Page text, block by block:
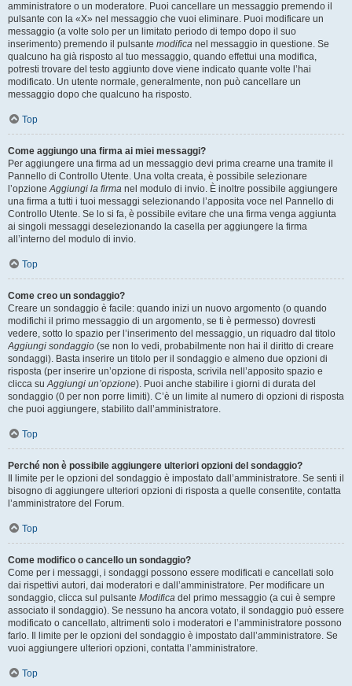
amministratore o un moderatore. Puoi cancellare un messaggio premendo il
pulsante con la «X» nel messaggio che vuoi eliminare. Puoi modificare un
messaggio (a volte solo per un limitato periodo di tempo dopo il suo
inserimento) premendo il pulsante modifica nel messaggio in questione. Se
qualcuno ha già risposto al tuo messaggio, quando effettui una modifica,
potresti trovare del testo aggiunto dove viene indicato quante volte l’hai
modificato. Un utente normale, generalmente, non può cancellare un
messaggio dopo che qualcuno ha risposto.
Top
Come aggiungo una firma ai miei messaggi?
Per aggiungere una firma ad un messaggio devi prima crearne una tramite il
Pannello di Controllo Utente. Una volta creata, è possibile selezionare
l’opzioneAggiungi la firma nel modulo di invio. È inoltre possibile aggiungere
una firma a tutti i tuoi messaggi selezionando l’apposita voce nel Pannello di
Controllo Utente. Se lo si fa, è possibile evitare che una firma venga aggiunta
ai singoli messaggi deselezionando la casella per aggiungere la firma
all’interno del modulo di invio.
Top
Come creo un sondaggio?
Creare un sondaggio è facile: quando inizi un nuovo argomento (o quando
modifichi il primo messaggio di un argomento, se ti è permesso) dovresti
vedere, sotto lo spazio per l’inserimento del messaggio, un riquadro dal titolo
Aggiungi sondaggio (se non lo vedi, probabilmente non hai il diritto di creare
sondaggi). Basta inserire un titolo per il sondaggio e almeno due opzioni di
risposta (per inserire un’opzione di risposta, scrivila nell’apposito spazio e
clicca suAggiungi un’opzione). Puoi anche stabilire i giorni di durata del
sondaggio (0 per non porre limiti). C’è un limite al numero di opzioni di risposta
che puoi aggiungere, stabilito dall’amministratore.
Top
Perché non è possibile aggiungere ulteriori opzioni del sondaggio?
Il limite per le opzioni del sondaggio è impostato dall’amministratore. Se senti il
bisogno di aggiungere ulteriori opzioni di risposta a quelle consentite, contatta
l’amministratore del Forum.
Top
Come modifico o cancello un sondaggio?
Come per i messaggi, i sondaggi possono essere modificati e cancellati solo
dai rispettivi autori, dai moderatori e dall’amministratore. Per modificare un
sondaggio, clicca sul pulsante Modifica del primo messaggio (a cui è sempre
associato il sondaggio). Se nessuno ha ancora votato, il sondaggio può essere
modificato o cancellato, altrimenti solo i moderatori e l’amministratore possono
farlo. Il limite per le opzioni del sondaggio è impostato dall’amministratore. Se
vuoi aggiungere ulteriori opzioni, contatta l’amministratore.
Top